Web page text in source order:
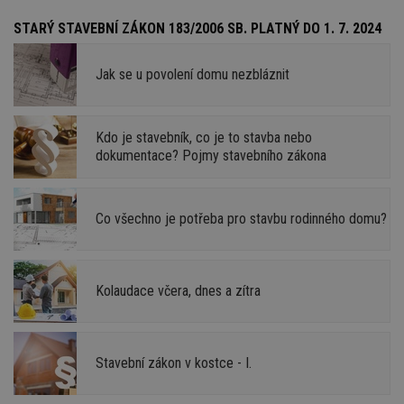
STARÝ STAVEBNÍ ZÁKON 183/2006 SB. PLATNÝ DO 1. 7. 2024
Jak se u povolení domu nezbláznit
Kdo je stavebník, co je to stavba nebo
dokumentace? Pojmy stavebního zákona
Co všechno je potřeba pro stavbu rodinného domu?
Kolaudace včera, dnes a zítra
Stavební zákon v kostce - I.